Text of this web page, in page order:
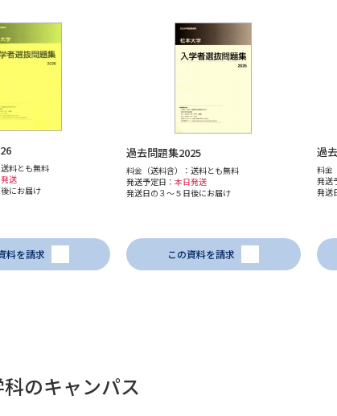
併願校選び 受験スケジュー
テレメール全国一斉進学調査
学問
大学で学びたい学問発
学問のミニ講義「夢ナビ講義
料とも無料
送
にお届け
料を請求
過去問題集2025
料金（送料含）：送料とも無料
発送予定日： 本日発送
発送日の３～５日後にお届け
この資料を請求
過
料金
発送
発送
のキャンパス